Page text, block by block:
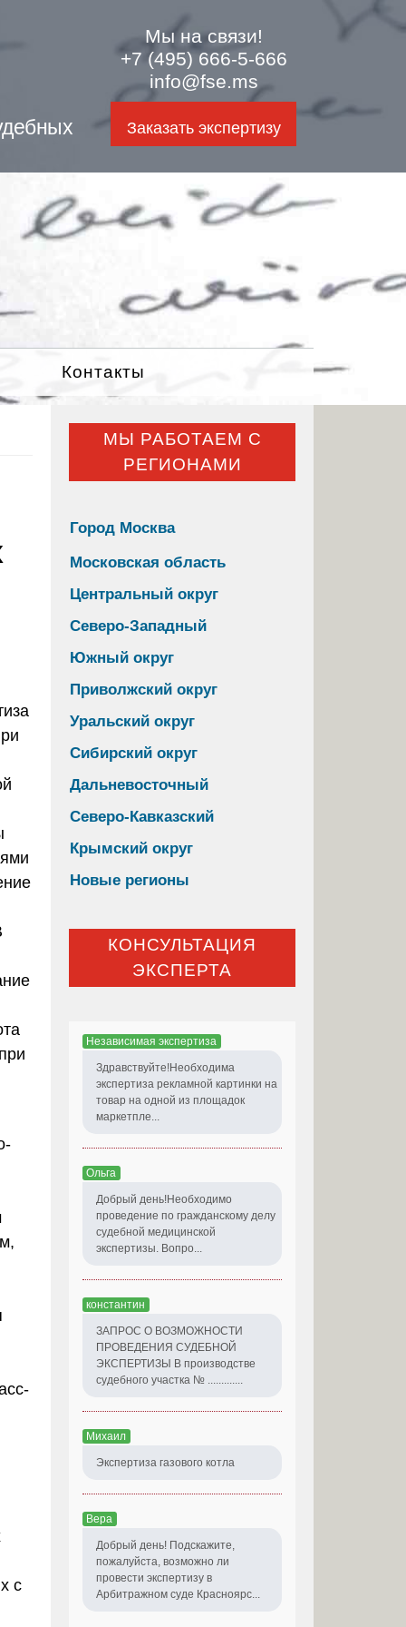
Мы на связи!
+7 (495) 666-5-666
info@fse.ms
Заказать экспертизу
Контакты
с
МЫ РАБОТАЕМ С
РЕГИОНАМИ
Город Москва
Московская область
Центральный округ
Северо-Западный
Южный округ
Приволжский округ
Уральский округ
Сибирский округ
Дальневосточный
Северо-Кавказский
Крымский округ
Новые регионы
КОНСУЛЬТАЦИЯ
ЭКСПЕРТА
Независимая экспертиза
Здравствуйте!Необходима
экспертиза рекламной картинки на
товар на одной из площадок
маркетпле...
Ольга
Добрый день!Необходимо
проведение по гражданскому делу
судебной медицинской
экспертизы. Вопро...
константин
ЗАПРОС О ВОЗМОЖНОСТИ
ПРОВЕДЕНИЯ СУДЕБНОЙ
ЭКСПЕРТИЗЫ В производстве
судебного участка № .............
Михаил
Экспертиза газового котла
Вера
Добрый день! Подскажите,
пожалуйста, возможно ли
провести экспертизу в
Арбитражном суде Красноярс...